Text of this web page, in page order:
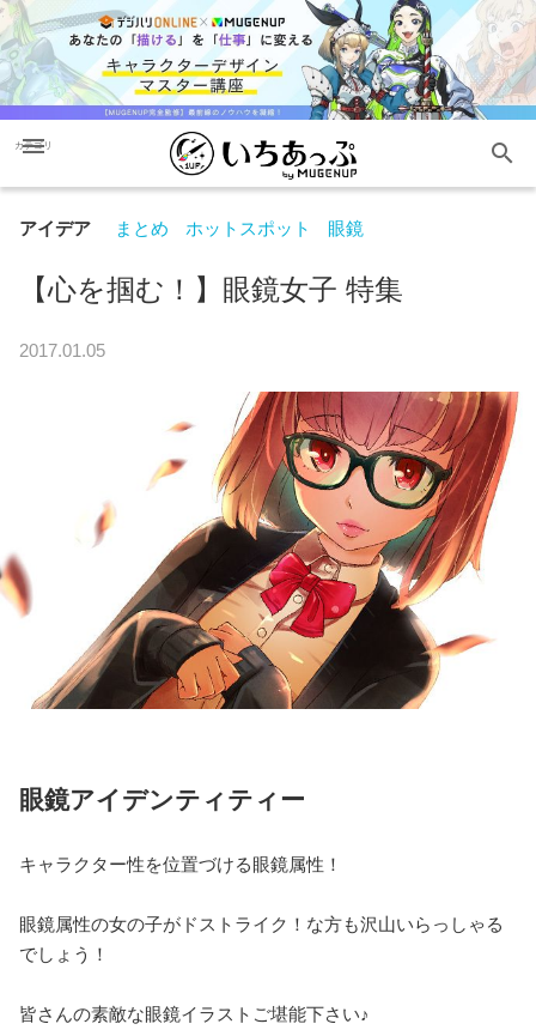
menu
カテゴリ search
アイデア まとめ ホットスポット 眼鏡
【心を掴む！】眼鏡女子 特集
2017.01.05
眼鏡アイデンティティー
キャラクター性を位置づける眼鏡属性！
眼鏡属性の女の子がドストライク！な方も沢山いらっしゃる
でしょう！
皆さんの素敵な眼鏡イラストご堪能下さい♪